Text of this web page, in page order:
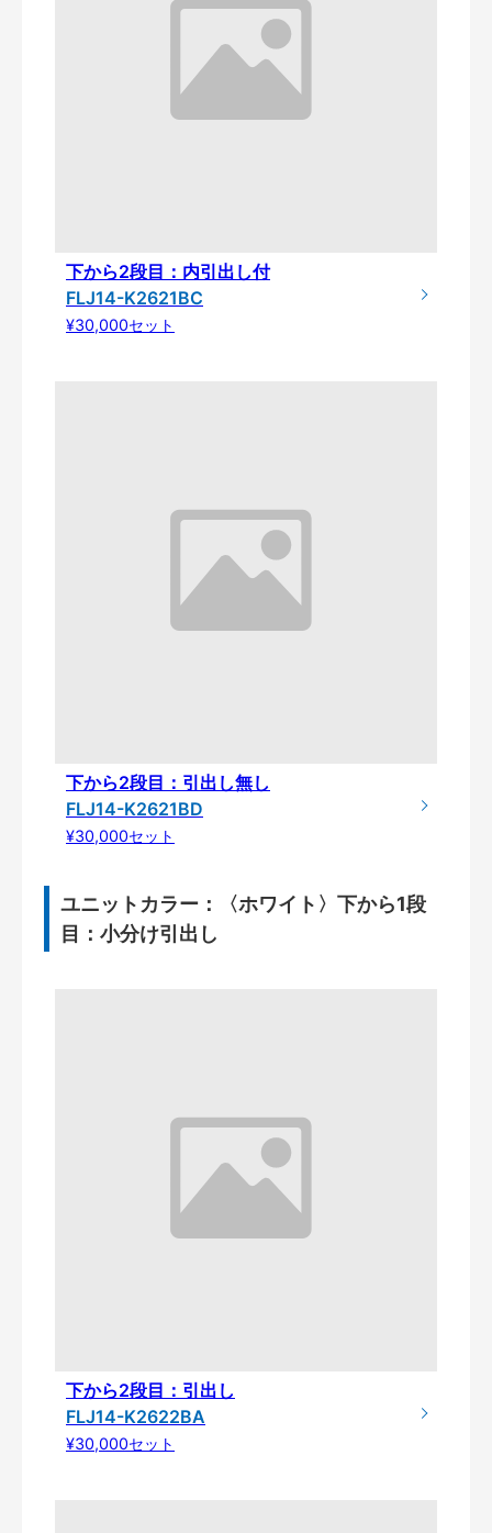
下から2段目：内引出し付
FLJ14-K2621BC
¥30,000セット
下から2段目：引出し無し
FLJ14-K2621BD
¥30,000セット
ユニットカラー：〈ホワイト〉下から1段
目：小分け引出し
下から2段目：引出し
FLJ14-K2622BA
¥30,000セット